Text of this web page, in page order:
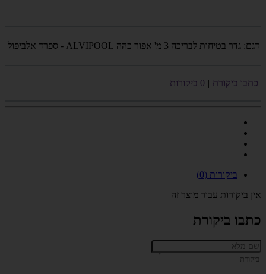
דגם: גדר בטיחות לבריכה 3 מ' אפור כהה ALVIPOOL - ספרד אלביפול
כתבו ביקורת | 0 ביקורות
ביקורות (0)
אין ביקורות עבור מוצר זה
כתבו ביקורת